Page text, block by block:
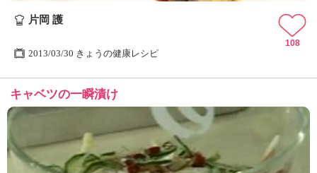
片岡 護
2013/03/30 きょうの健康レシピ
108
キャベツの一瞬漬け